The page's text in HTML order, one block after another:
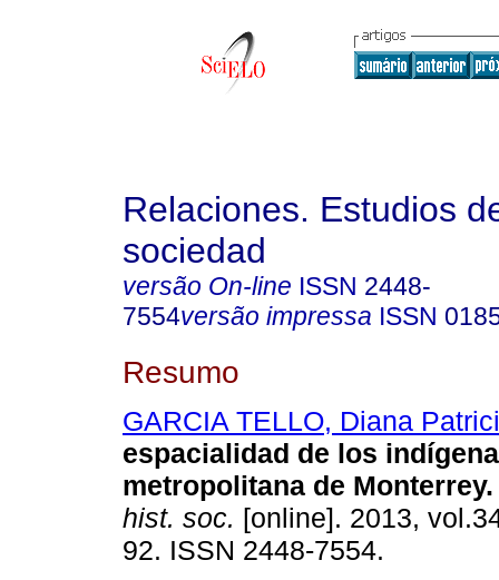
Relaciones. Estudios
sociedad
versão On-line ISSN 2448-
7554versão impressa ISSN
Resumo
GARCIA TELLO, Diana
espacialidad de los
metropolitana de Monterrey.
hist. soc. [online]. 2013,
92. ISSN 2448-7554.